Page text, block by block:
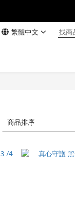
繁體中文
商品排序